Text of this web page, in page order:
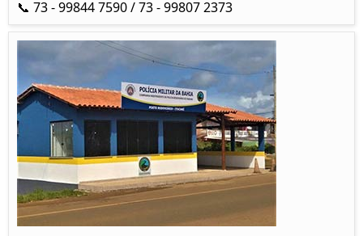
📞 73 - 99844 7590 / 73 - 99807 2373